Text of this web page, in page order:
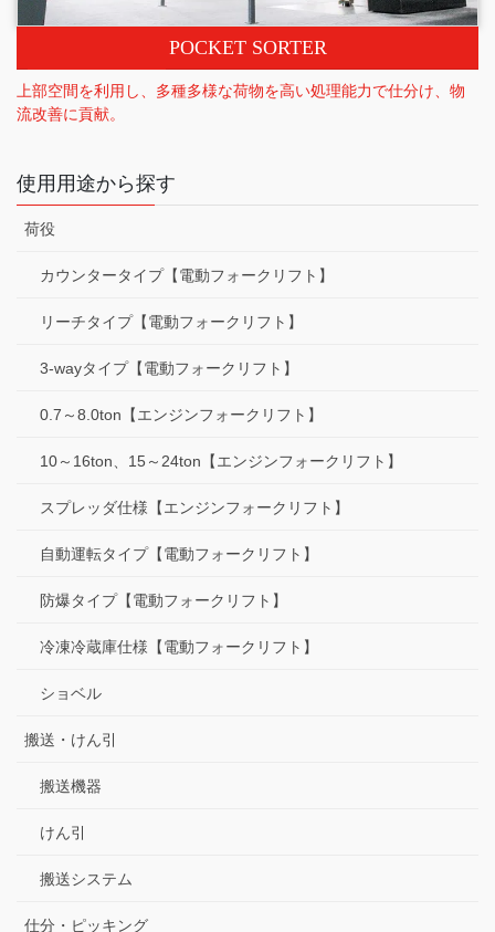
POCKET SORTER
上部空間を利用し、多種多様な荷物を高い処理能力で仕分け、物
流改善に貢献。
使用用途から探す
荷役
カウンタータイプ【電動フォークリフト】
リーチタイプ【電動フォークリフト】
3-wayタイプ【電動フォークリフト】
0.7～8.0ton【エンジンフォークリフト】
10～16ton、15～24ton【エンジンフォークリフト】
スプレッダ仕様【エンジンフォークリフト】
自動運転タイプ【電動フォークリフト】
防爆タイプ【電動フォークリフト】
冷凍冷蔵庫仕様【電動フォークリフト】
ショベル
搬送・けん引
搬送機器
けん引
搬送システム
仕分・ピッキング